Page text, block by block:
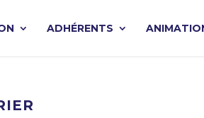
ADHÉRENTS